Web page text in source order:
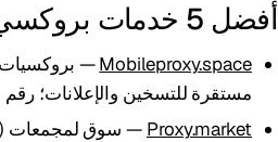
أفضل 5 خدمات بروكسي (مقارنة سريعة)
Mobileproxy.space
مستقرة للتسخين والإعلانات؛ رقم 1 لمكافحة الاحتيال المعقدة.
Proxy.market